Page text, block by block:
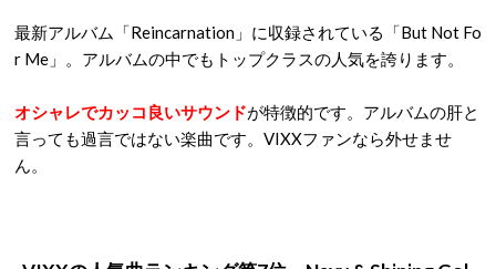
最新アルバム「Reincarnation」に収録されている「But Not Fo
r Me」。アルバムの中でもトップクラスの人気を誇ります。
オシャレでカッコ良いサウンドが特徴的です。アルバムの肝と
言っても過言ではない楽曲です。VIXXファンなら外せませ
ん。